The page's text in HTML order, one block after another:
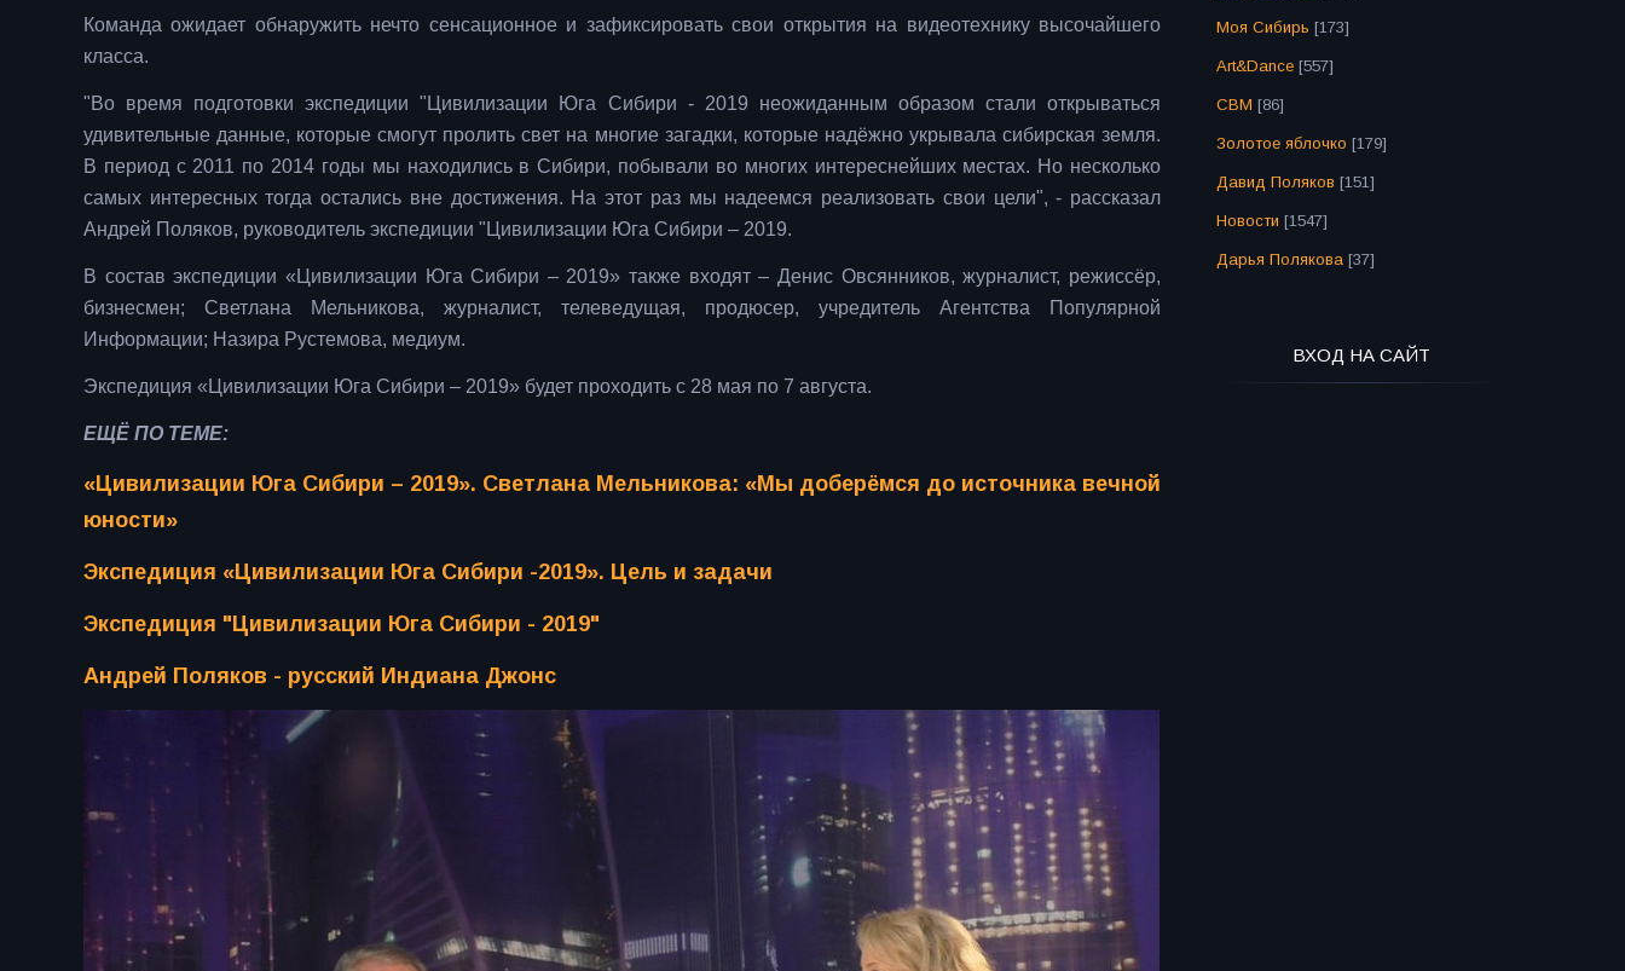
Команда ожидает обнаружить нечто сенсационное и зафиксировать свои открытия на видеотехнику высочайшего
класса.
"Во время подготовки экспедиции "Цивилизации Юга Сибири - 2019 неожиданным образом стали открываться
удивительные данные, которые смогут пролить свет на многие загадки, которые надёжно укрывала сибирская земля.
В период с 2011 по 2014 годы мы находились в Сибири, побывали во многих интереснейших местах. Но несколько
самых интересных тогда остались вне достижения. На этот раз мы надеемся реализовать свои цели", - рассказал
Андрей Поляков, руководитель экспедиции "Цивилизации Юга Сибири – 2019.
В состав экспедиции «Цивилизации Юга Сибири – 2019» также входят – Денис Овсянников, журналист, режиссёр,
бизнесмен; Светлана Мельникова, журналист, телеведущая, продюсер, учредитель Агентства Популярной
Информации; Назира Рустемова, медиум.
Экспедиция «Цивилизации Юга Сибири – 2019» будет проходить с 28 мая по 7 августа.
ЕЩЁ ПО ТЕМЕ:
«Цивилизации Юга Сибири – 2019». Светлана Мельникова: «Мы доберёмся до источника вечной
юности»
Экспедиция «Цивилизации Юга Сибири -2019». Цель и задачи
Экспедиция "Цивилизации Юга Сибири - 2019"
Андрей Поляков - русский Индиана Джонс
Моя Сибирь [173]
Art&Dance [557]
СВМ [86]
Золотое яблочко [179]
Давид Поляков [151]
Новости [1547]
Дарья Полякова [37]
ВХОД НА САЙТ